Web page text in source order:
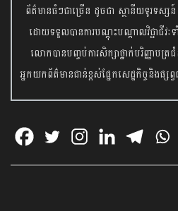
ព័ត៌មានធំៗជាច្រើន ដូចជា ស្ថានីយទូរទស្ស
ដោយទទួលបានការបណ្តុះបណ្តាលវិជ្ជាជីវ
លោកបានបញ្ចប់ការសិក្សាថ្នាក់បរិញ្ញាបត្រ
អ្នកយកព័ត៌មានជាន់ខ្ពស់ផ្នែកសេដ្ឋកិច្ចនិង​